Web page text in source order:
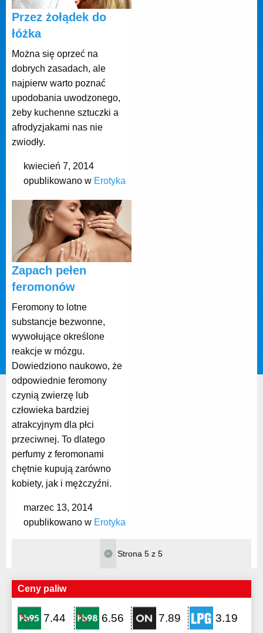
Przez żołądek do
łóżka
Można się oprzeć na
dobrych zasadach, ale
najpierw warto poznać
upodobania uwodzonego,
żeby kuchenne sztuczki a
afrodyzjakami nas nie
zwiodły.
kwiecień 7, 2014
opublikowano w Erotyka
Zapach pełen
feromonów
Feromony to lotne
substancje bezwonne,
wywołujące określone
reakcje w mózgu.
Dowiedziono naukowo, że
odpowiednie feromony
czynią zwierzę lub
człowieka bardziej
atrakcyjnym dla płci
przeciwnej. To dlatego
perfumy z feromonami
chętnie kupują zarówno
kobiety, jak i mężczyźni.
marzec 13, 2014
opublikowano w Erotyka
Strona 5 z 5
Ceny paliw
7.44 6.56 7.89 3.19